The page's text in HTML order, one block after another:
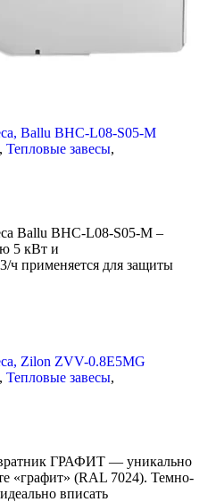
Ballu BHC-L08-S05-M
, Тепловые завесы,
Ballu BHC-L08-S05-M –
5 кВт и
ч применяется для защиты
Zilon ZVV-0.8E5MG
, Тепловые завесы,
ГРАФИТ — уникально
«графит» (RAL 7024). Темно-
вписать